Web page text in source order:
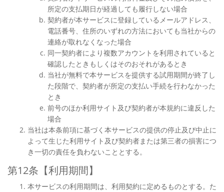
所定の支払期日が経過しても履行しない場合
契約者が本サービスに登録しているメールアドレス、
電話番号、住所のいずれの方法においても当社からの
連絡が取れなくなった場合
同一契約者により複数アカウントを利用されていると
確認したときもしくはそのおそれがあるとき
当社が無料で本サービスを提供する試用期間が終了し
た段階で、契約者が所定の支払い手続を行わなかった
とき
前号のほか利用サイト及び契約者が本規約に違反した
場合
当社は本条前項に基づく本サービスの提供の停止及び中止に
よって生じた利用サイト及び契約者または第三者の損害につ
き一切の責任を負わないこととする。
第12条【利用期間】
本サービスの利用期間は、利用契約に定めるものとする。た